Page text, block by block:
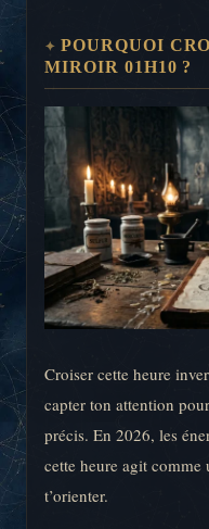
POURQUOI
MIROIR 01H10 ?
Croiser cette heure
capter ton attention
précis. En 2026, les
cette heure agit
t’orienter.